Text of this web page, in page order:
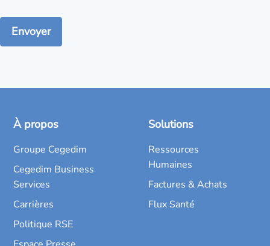
À propos
Groupe Cegedim
Cegedim Business
Services
Carrières
Politique RSE
Solutions
Ressources
Humaines
Factures & Achats
Flux Santé